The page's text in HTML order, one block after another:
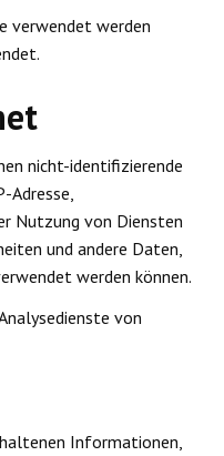
verwendet werden
nicht-identifizierende
Adresse,
Nutzung von Diensten
und andere Daten,
werden können.
von
Informationen,